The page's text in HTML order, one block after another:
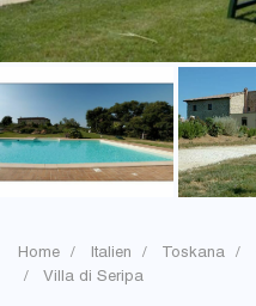
Home Italien Toskana
Villa di Seripa